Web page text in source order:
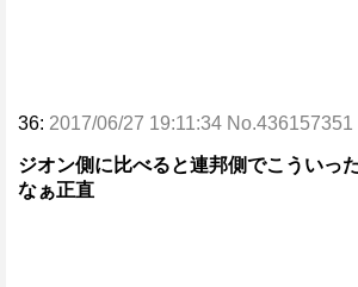
36: 2017/06/27 19:11:34 No.436157351
ジオン側に比べると連邦側でこういっ
なぁ正直